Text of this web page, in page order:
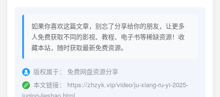
如果你喜欢这篇文章，别忘了分享给你的朋友，让更多
人免费获取不同的影视、教程、电子书等稀缺资源！收
藏本站，随时获取最新免费资源。
版权属于：
免费网盘资源分享
本文链接：
https://zhzyk.vip/video/ju-xiang-ru-yi-2025-